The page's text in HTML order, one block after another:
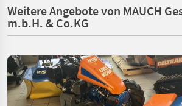
Weitere Angebote von MAUCH
m.b.H. & Co.KG